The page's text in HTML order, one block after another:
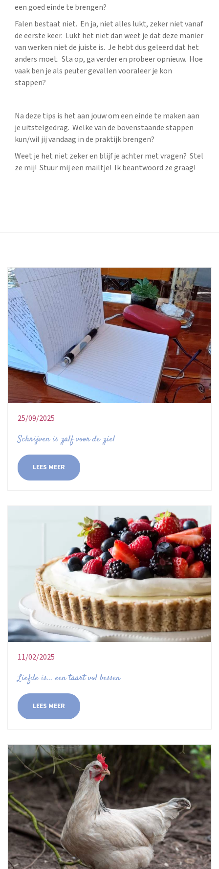
een goed einde te brengen?
Falen bestaat niet. En ja, niet alles lukt, zeker niet vanaf
de eerste keer. Lukt het niet dan weet je dat deze manier
van werken niet de juiste is. Je hebt dus geleerd dat het
anders moet. Sta op, ga verder en probeer opnieuw. Hoe
vaak ben je als peuter gevallen vooraleer je kon
stappen?
Na deze tips is het aan jouw om een einde te maken aan
je uitstelgedrag. Welke van de bovenstaande stappen
kun/wil jij vandaag in de praktijk brengen?
Weet je het niet zeker en blijf je achter met vragen? Stel
ze mij! Stuur mij een mailtje! Ik beantwoord ze graag!
25/09/2025
Schrijven is zalf voor de ziel
LEES MEER
11/02/2025
Liefde is... een taart vol bessen
LEES MEER